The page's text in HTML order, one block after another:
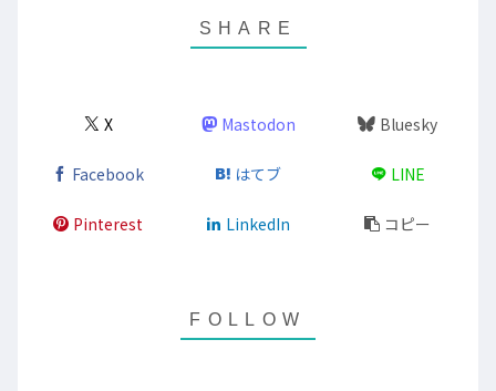
X Mastodon Bluesky
Facebook はてブ LINE
Pinterest LinkedIn コピー